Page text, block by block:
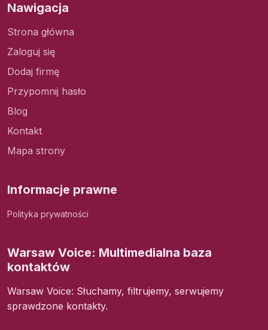
Nawigacja
Strona główna
Zaloguj się
Dodaj firmę
Przypomnij hasło
Blog
Kontakt
Mapa strony
Informacje prawne
Polityka prywatności
Warsaw Voice: Multimedialna baza
kontaktów
Warsaw Voice: Słuchamy, filtrujemy, serwujemy
sprawdzone kontakty.